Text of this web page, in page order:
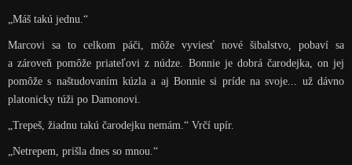
„Máš takú jednu.“
Marcovi sa to celkom páči, môže vyviesť nové šibalstvo, pobaví sa
a zároveň pomôže priateľovi z núdze. Bonnie je dobrá čarodejka, on jej
pomôže s naštudovaním kúzla a aj Bonnie si príde na svoje... už dávno
platonicky túži po Damonovi.
„Trepeš, žiadnu takú čarodejku nemám.“ Vrčí upír.
„Netrepem, prišla dnes so mnou.“